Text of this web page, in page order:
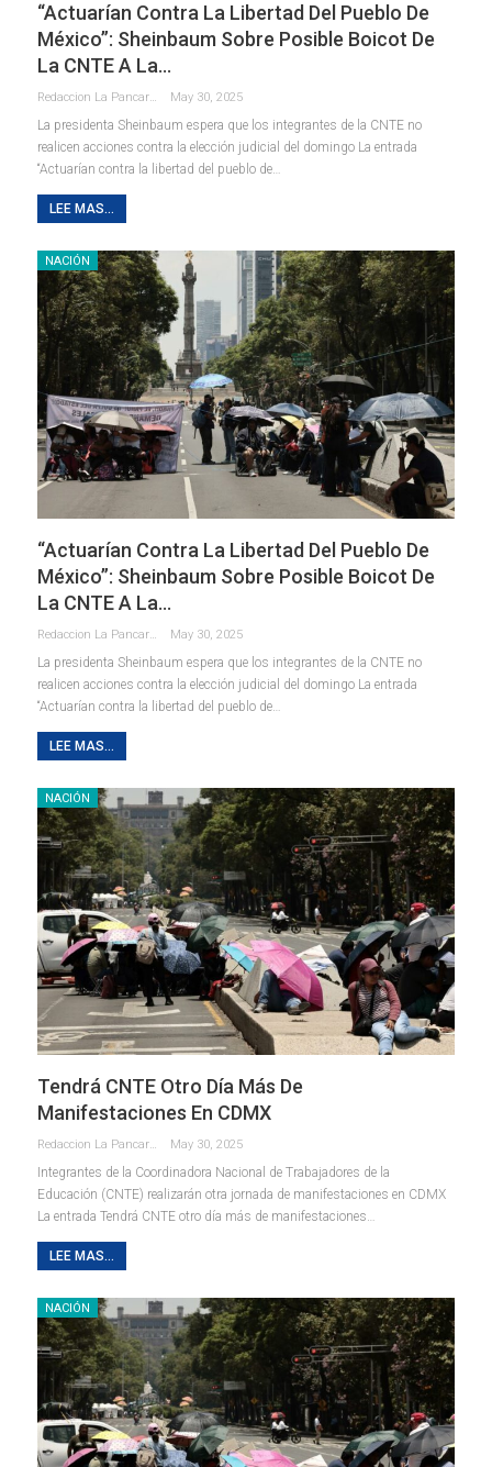
“Actuarían Contra La Libertad Del Pueblo De
México”: Sheinbaum Sobre Posible Boicot De
La CNTE A La…
Redaccion La Pancarta De Quintana Roo May 30, 2025
La presidenta Sheinbaum espera que los integrantes de la CNTE no
realicen acciones contra la elección judicial del domingo La entrada
“Actuarían contra la libertad del pueblo de…
LEE MAS...
NACIÓN
“Actuarían Contra La Libertad Del Pueblo De
México”: Sheinbaum Sobre Posible Boicot De
La CNTE A La…
May 30, 2025
La presidenta Sheinbaum espera que los integrantes de la CNTE no
realicen acciones contra la elección judicial del domingo La entrada
“Actuarían contra la libertad del pueblo de…
LEE MAS...
NACIÓN
Tendrá CNTE Otro Día Más De
Manifestaciones En CDMX
Redaccion La Pancarta De Quintana Roo May 30, 2025
Integrantes de la Coordinadora Nacional de Trabajadores de la
Educación (CNTE) realizarán otra jornada de manifestaciones en CDMX
La entrada Tendrá CNTE otro día más de manifestaciones…
LEE MAS...
NACIÓN